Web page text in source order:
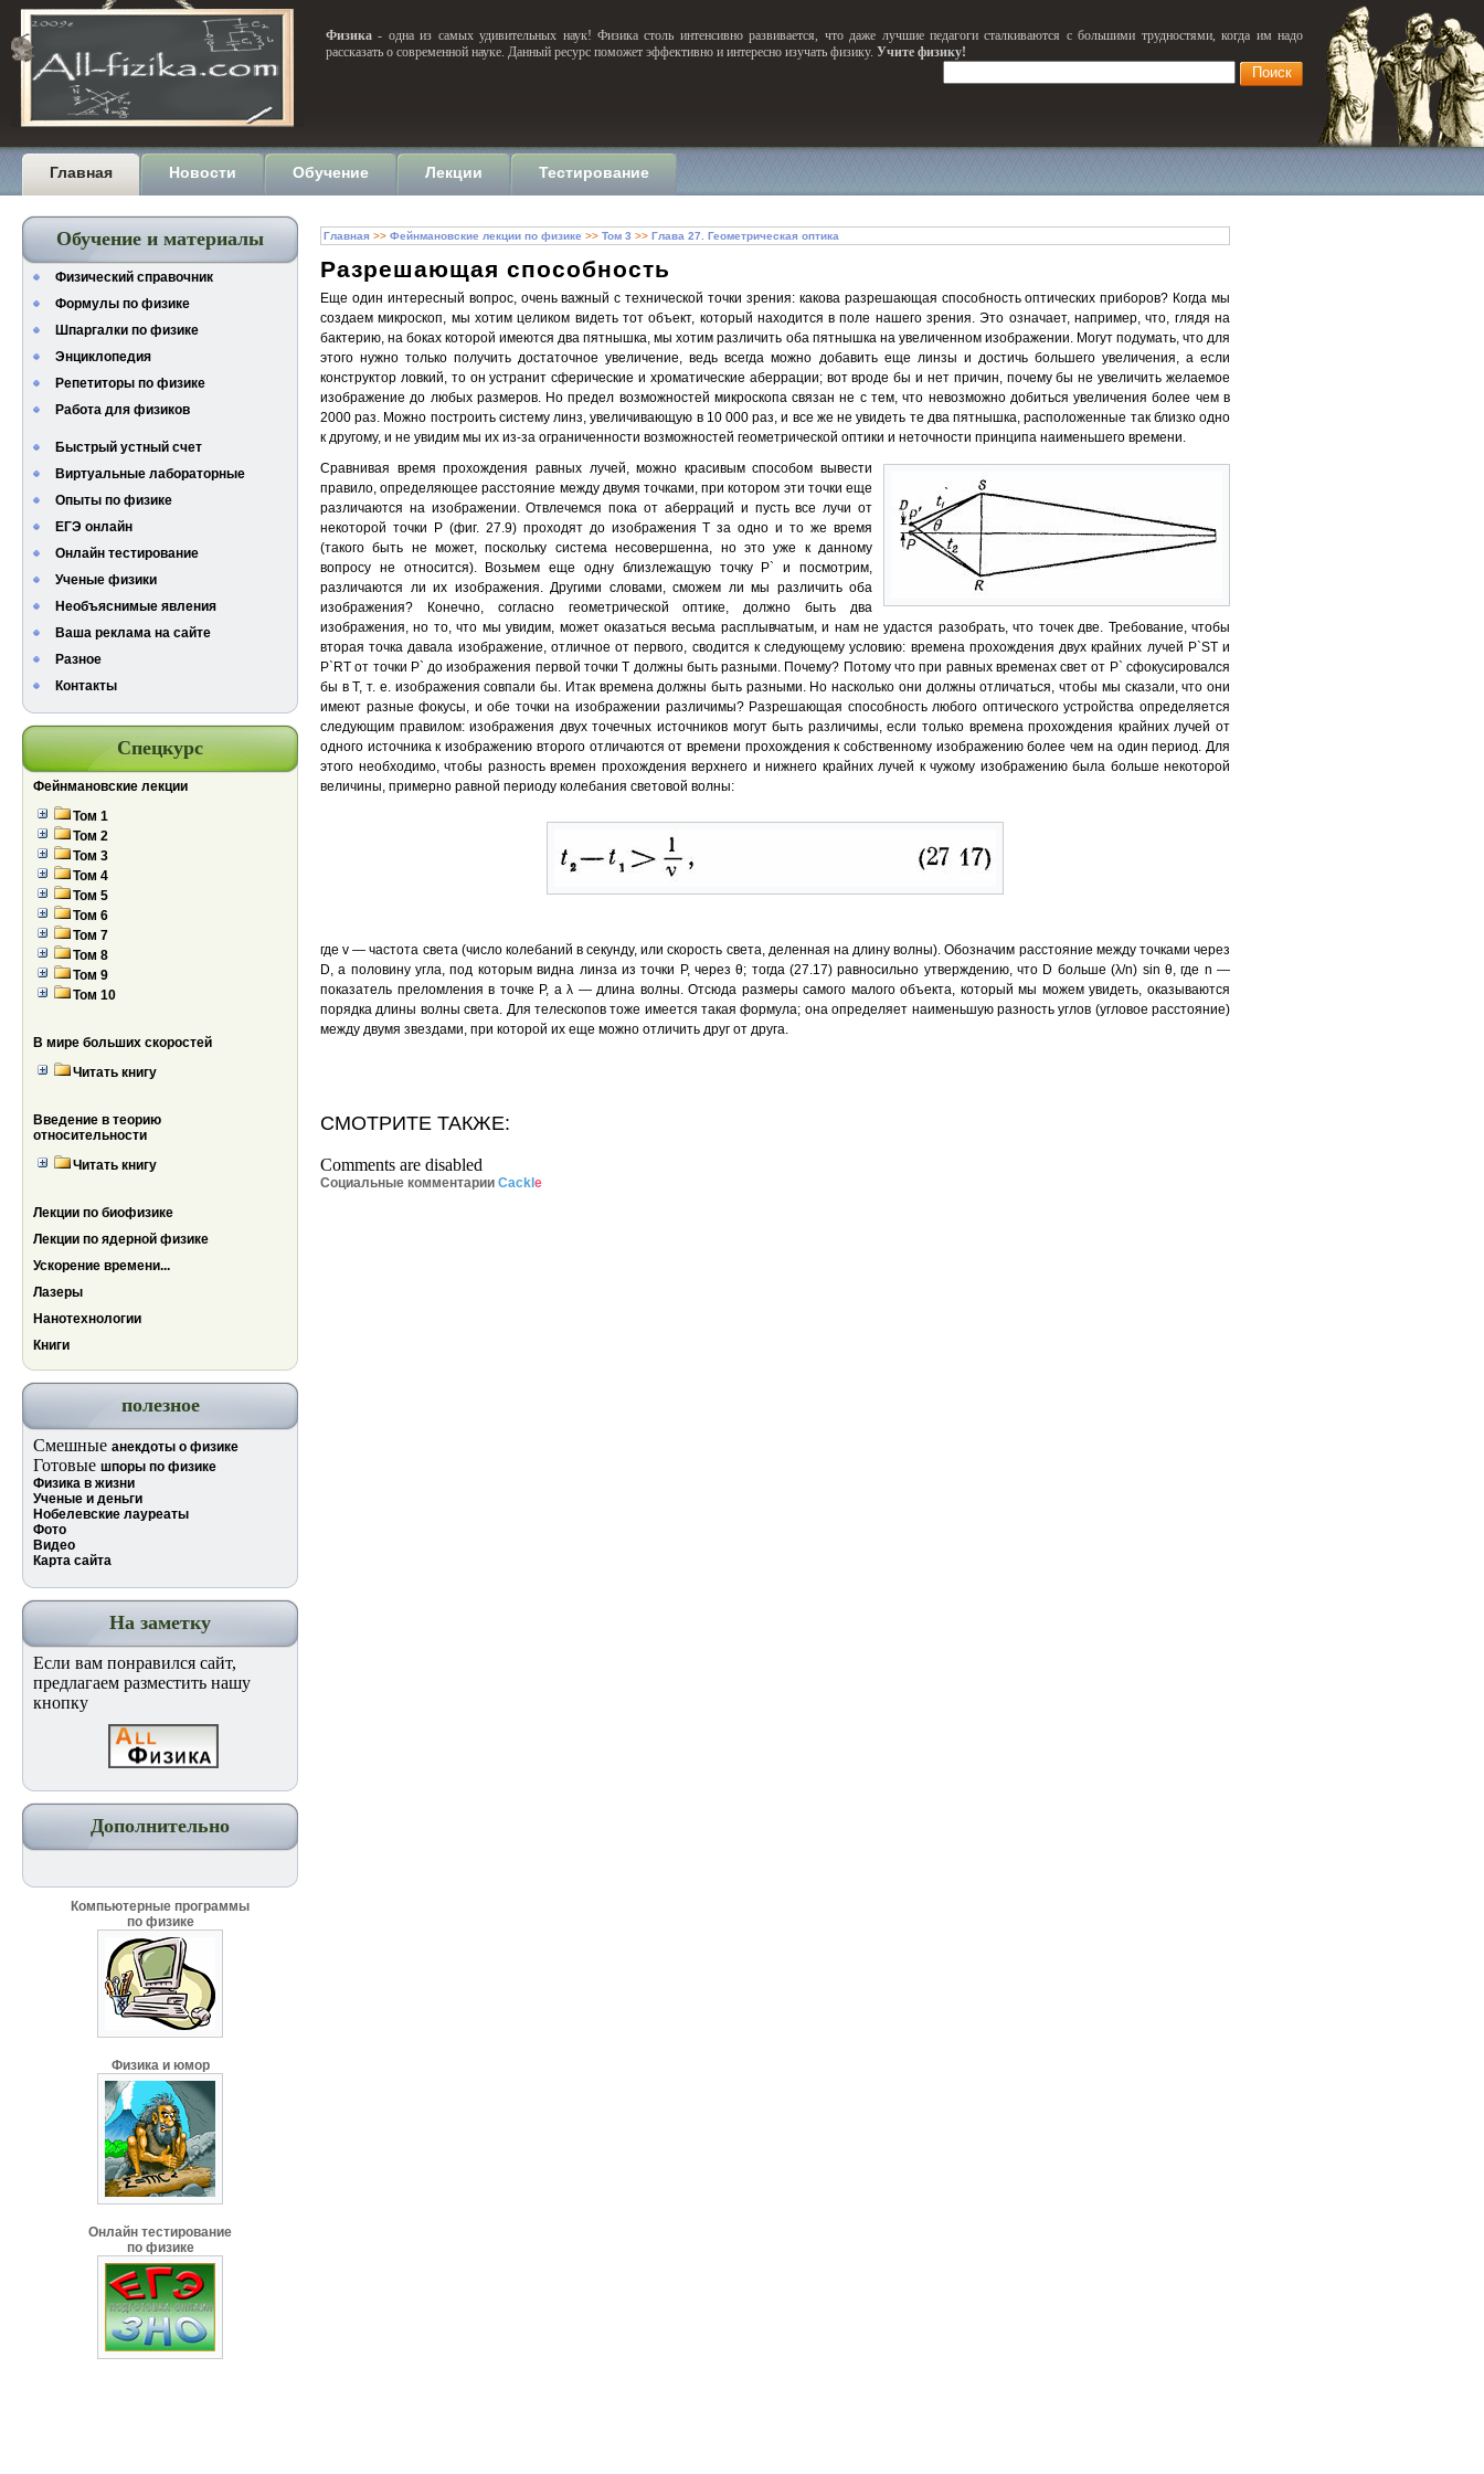
Физика - одна из самых удивительных наук! Физика столь интенсивно развивается, что даже лучшие педагоги сталкиваются с большими трудностями, когда им надо
рассказать о современной науке. Данный ресурс поможет эффективно и интересно изучать физику. Учите физику!
Главная Новости Обучение Лекции Тестирование
Обучение и материалы
Физический справочник
Формулы по физике
Шпаргалки по физике
Энциклопедия
Репетиторы по физике
Работа для физиков
Быстрый устный счет
Виртуальные лабораторные
Опыты по физике
ЕГЭ онлайн
Онлайн тестирование
Ученые физики
Необъяснимые явления
Ваша реклама на сайте
Разное
Контакты
Спецкурс
Фейнмановские лекции
Том 1
Том 2
Том 3
Том 4
Том 5
Том 6
Том 7
Том 8
Том 9
Том 10
В мире больших скоростей
Читать книгу
Введение в теорию
относительности
Читать книгу
Лекции по биофизике
Лекции по ядерной физике
Ускорение времени...
Лазеры
Нанотехнологии
Книги
полезное
Смешные анекдоты о физике
Готовые шпоры по физике
Физика в жизни
Ученые и деньги
Нобелевские лауреаты
Фото
Видео
Карта сайта
На заметку
Если вам понравился сайт,
предлагаем разместить нашу
кнопку
Дополнительно
Компьютерные программы
по физике
Физика и юмор
Онлайн тестирование
по физике
Главная >> Фейнмановские лекции по физике >> Том 3 >> Глава 27. Геометрическая оптика
Разрешающая способность
Еще один интересный вопрос, очень важный с технической точки зрения: какова разрешающая способность оптических приборов? Когда мы
создаем микроскоп, мы хотим целиком видеть тот объект, который находится в поле нашего зрения. Это означает, например, что, глядя на
бактерию, на боках которой имеются два пятнышка, мы хотим различить оба пятнышка на увеличенном изображении. Могут подумать, что для
этого нужно только получить достаточное увеличение, ведь всегда можно добавить еще линзы и достичь большего увеличения, а если
конструктор ловкий, то он устранит сферические и хроматические аберрации; вот вроде бы и нет причин, почему бы не увеличить желаемое
изображение до любых размеров. Но предел возможностей микроскопа связан не с тем, что невозможно добиться увеличения более чем в
2000 раз. Можно построить систему линз, увеличивающую в 10 000 раз, и все же не увидеть те два пятнышка, расположенные так близко одно
к другому, и не увидим мы их из-за ограниченности возможностей геометрической оптики и неточности принципа наименьшего времени.
Сравнивая время прохождения равных лучей, можно красивым способом вывести
правило, определяющее расстояние между двумя точками, при котором эти точки еще
различаются на изображении. Отвлечемся пока от аберраций и пусть все лучи от
некоторой точки Р (фиг. 27.9) проходят дo изображения Т за одно и то же время
(такого быть не может, поскольку система несовершенна, но это уже к данному
вопросу не относится). Возьмем еще одну близлежащую точку Р` и посмотрим,
различаются ли их изображения. Другими словами, сможем ли мы различить оба
изображения? Конечно, согласно геометрической оптике, должно быть два
изображения, но то, что мы увидим, может оказаться весьма расплывчатым, и нам не удастся разобрать, что точек две. Требование, чтобы
вторая точка давала изображение, отличное от первого, сводится к следующему условию: времена прохождения двух крайних лучей P`ST и
P`RT от точки Р` до изображения первой точки Т должны быть разными. Почему? Потому что при равных временах свет от Р` сфокусировался
бы в Т, т. е. изображения совпали бы. Итак времена должны быть разными. Но насколько они должны отличаться, чтобы мы сказали, что они
имеют разные фокусы, и обе точки на изображении различимы? Разрешающая способность любого оптического устройства определяется
следующим правилом: изображения двух точечных источников могут быть различимы, если только времена прохождения крайних лучей от
одного источника к изображению второго отличаются от времени прохождения к собственному изображению более чем на один период. Для
этого необходимо, чтобы разность времен прохождения верхнего и нижнего крайних лучей к чужому изображению была больше некоторой
величины, примерно равной периоду колебания световой волны:
где v — частота света (число колебаний в секунду, или скорость света, деленная на длину волны). Обозначим расстояние между точками через
D, а половину угла, под которым видна линза из точки Р, через θ; тогда (27.17) равносильно утверждению, что D больше (λ/n) sin θ, где n —
показатель преломления в точке Р, а λ — длина волны. Отсюда размеры самого малого объекта, который мы можем увидеть, оказываются
порядка длины волны света. Для телескопов тоже имеется такая формула; она определяет наименьшую разность углов (угловое расстояние)
между двумя звездами, при которой их еще можно отличить друг от друга.
СМОТРИТЕ ТАКЖЕ:
Comments are disabled
Социальные комментарии Cackl e